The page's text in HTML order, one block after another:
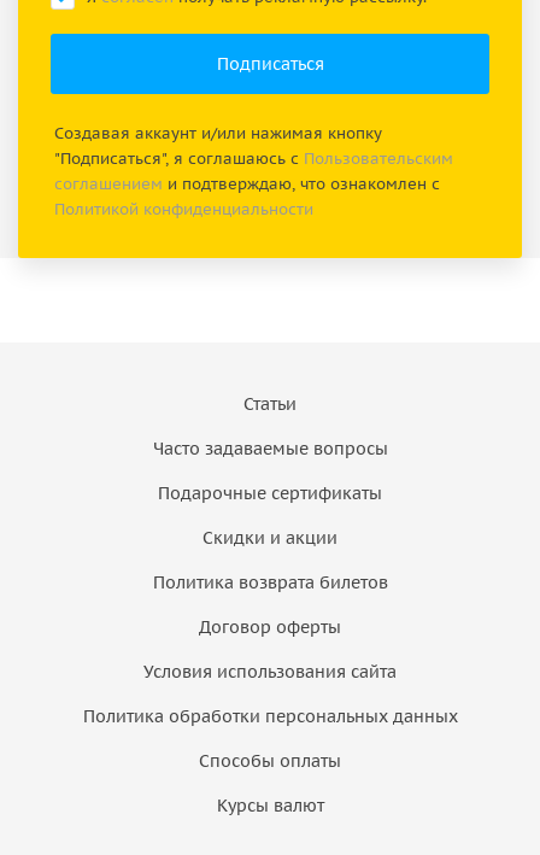
Создавая аккаунт и/или нажимая кнопку
"Подписаться", я соглашаюсь с Пользовательским
соглашением и подтверждаю, что ознакомлен с
Политикой конфиденциальности
Статьи
Часто задаваемые вопросы
Подарочные сертификаты
Скидки и акции
Политика возврата билетов
Договор оферты
Условия использования сайта
Политика обработки персональных данных
Способы оплаты
Курсы валют